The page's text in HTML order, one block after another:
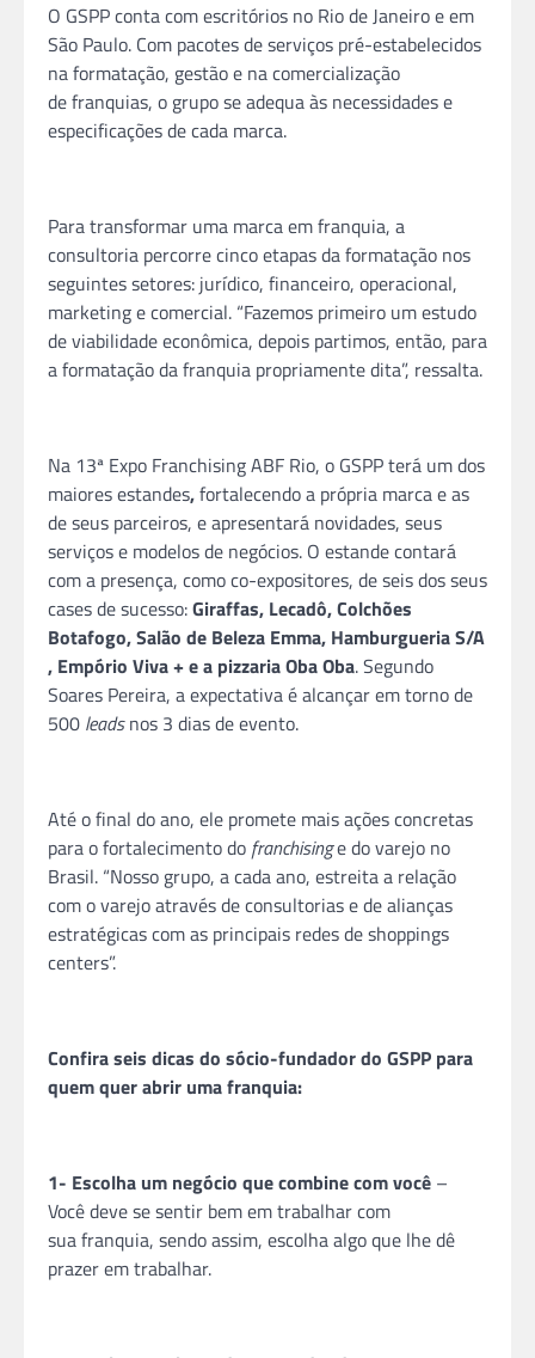
O GSPP conta com escritórios no Rio de Janeiro e em
São Paulo. Com pacotes de serviços pré-estabelecidos
na formatação, gestão e na comercialização
defranquias, o grupo se adequa às necessidades e
especificações de cada marca.
Para transformar uma marca emfranquia, a
consultoria percorre cinco etapas da formatação nos
seguintes setores: jurídico, financeiro, operacional,
marketing e comercial. “Fazemos primeiro um estudo
de viabilidade econômica, depois partimos, então, para
a formatação dafranquia propriamente dita”, ressalta.
Na 13ª Expo Franchising ABF Rio, o GSPP terá um dos
maiores estandes,fortalecendo a própria marca e as
de seus parceiros, e apresentará novidades, seus
serviços e modelos de negócios. O estande contará
com a presença, como co-expositores, de seis dos seus
cases de sucesso:Giraffas, Lecadô, Colchões
Botafogo, Salão de Beleza Emma, Hamburgueria S/A
, Empório Viva + e a pizzaria Oba Oba. Segundo
Soares Pereira, a expectativa é alcançar em torno de
500 leadsnos 3 dias de evento.
Até o final do ano, ele promete mais ações concretas
para o fortalecimento do franchisinge do varejo no
Brasil. “Nosso grupo, a cada ano, estreita a relação
com o varejo através de consultorias e de alianças
estratégicas com as principais redes de shoppings
centers”.
Confira seis dicas do sócio-fundador do GSPP para
quem quer abrir umafranquia:
1- Escolha um negócio que combine com você –
Você deve se sentir bem em trabalhar com
suafranquia, sendo assim, escolha algo que lhe dê
prazer em trabalhar.